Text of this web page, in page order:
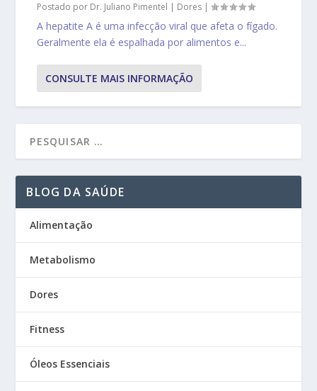
Postado por Dr. Juliano Pimentel | Dores |
A hepatite A é uma infecção viral que afeta o fígado.
Geralmente ela é espalhada por alimentos e...
CONSULTE MAIS INFORMAÇÃO
BLOG DA SAÚDE
Alimentação
Metabolismo
Dores
Fitness
Óleos Essenciais